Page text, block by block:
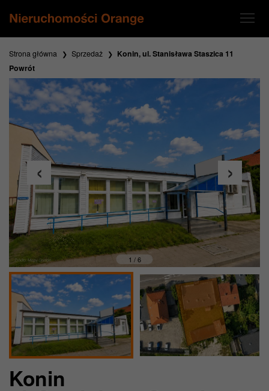
Strona główna Sprzedaż
Konin, ul. Stanisława Staszica 11
Powrót
Konin
1 / 6